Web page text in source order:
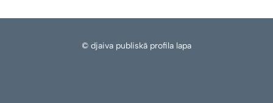
© djaiva publiskā profila lapa